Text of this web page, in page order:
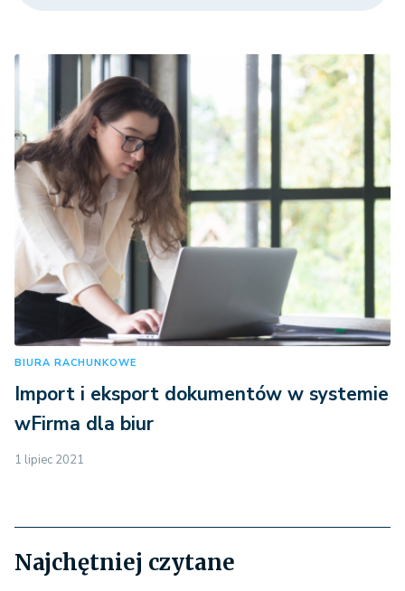
BIURA RACHUNKOWE
Import i eksport dokumentów w systemie
wFirma dla biur
1 lipiec 2021
Najchętniej czytane